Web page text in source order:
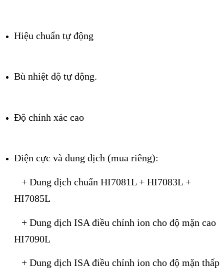
Hiệu chuẩn tự động
Bù nhiệt độ tự động.
Độ chính xác cao
Điện cực và dung dịch (mua riêng):
+ Dung dịch chuẩn HI7081L + HI7083L +
HI7085L
+ Dung dịch ISA điều chỉnh ion cho độ mặn cao
HI7090L
+ Dung dịch ISA điều chỉnh ion cho độ mặn thấp